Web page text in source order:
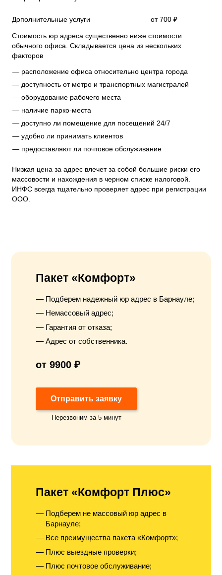
Дополнительные услуги от 700 ₽
Стоимость юр адреса существенно ниже стоимости
обычного офиса. Складывается цена из нескольких
факторов
расположение офиса относительно центра города
доступность от метро и транспортных магистралей
оборудование рабочего места
наличие парко-места
доступно ли помещение для посещений 24/7
удобно ли принимать клиентов
предоставляют ли почтовое обслуживание
Низкая цена за адрес влечет за собой большие риски его
массовости и нахождения в черном списке налоговой.
ИНФС всегда тщательно проверяет адрес при регистрации
ООО.
Пакет «Комфорт»
Подберем надежный юр адрес в Барнауле;
Немассовый адрес;
Гарантия от отказа;
Адрес от собственника.
от 9900 ₽
Отправить заявку
Перезвоним за 5 минут
Пакет «Комфорт Плюс»
Подберем не массовый юр адрес в
Барнауле;
Все преимущества пакета «Комфорт»;
Плюс выездные проверки;
Плюс почтовое обслуживание;